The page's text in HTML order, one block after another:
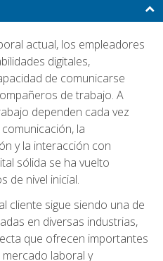
actual, los empleadores
digitales,
de comunicarse
de trabajo. A
dependen cada vez
la
y la interacción con
sólida se ha vuelto
de nivel inicial.
cliente sigue siendo una de
en diversas industrias,
que ofrecen importantes
laboral y